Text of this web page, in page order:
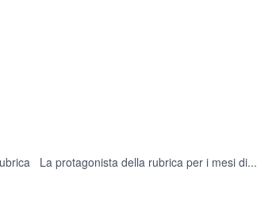
La protagonista della rubrica per i mesi di...